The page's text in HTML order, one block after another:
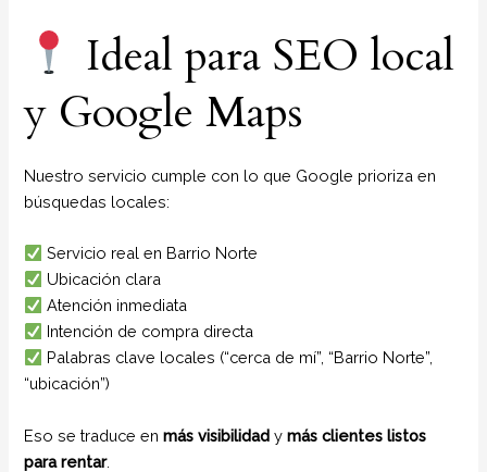
Ideal para SEO local
y Google Maps
Nuestro servicio cumple con lo que Google prioriza en
búsquedas locales:
Servicio real en Barrio Norte
Ubicación clara
Atención inmediata
Intención de compra directa
Palabras clave locales (“cerca de mí”, “Barrio Norte”,
“ubicación”)
Eso se traduce enmás visibilidad ymás clientes listos
para rentar.